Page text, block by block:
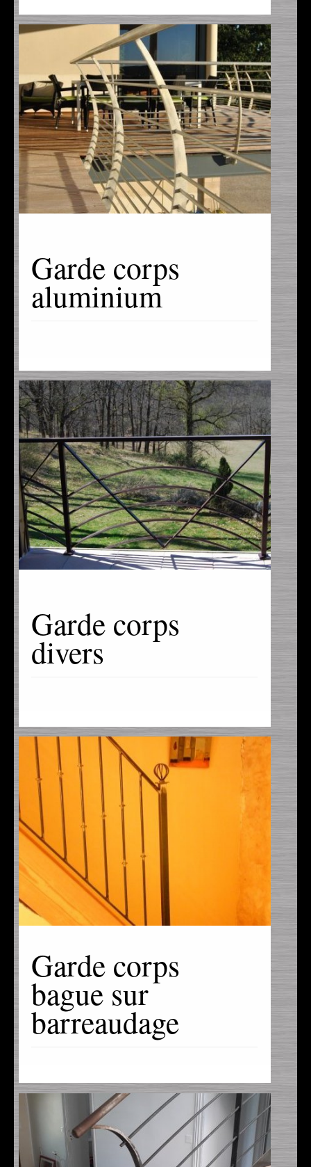
Garde corps
aluminium
Garde corps
divers
Garde corps
bague sur
barreaudage